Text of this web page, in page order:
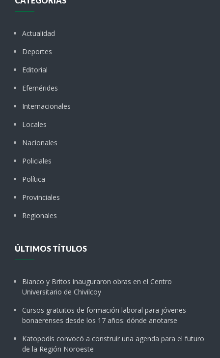
Actualidad
Deportes
Editorial
Efemérides
Internacionales
Locales
Nacionales
Policiales
Política
Provinciales
Regionales
ÚLTIMOS TÍTULOS
Bianco y Britos inauguraron obras en el Centro
Universitario de Chivilcoy
Cursos gratuitos de formación laboral para jóvenes
bonaerenses desde los 17 años: dónde anotarse
Katopodis convocó a construir una agenda para el futuro
de la Región Noroeste